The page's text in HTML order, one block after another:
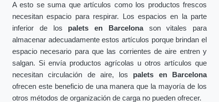
A esto se suma que artículos como los productos frescos
necesitan espacio para respirar. Los espacios en la parte
inferior de los palets en Barcelonason vitales para
almacenar adecuadamente estos artículos porque brindan el
espacio necesario para que las corrientes de aire entren y
salgan. Si envía productos agrícolas u otros artículos que
necesitan circulación de aire, los palets en Barcelona
ofrecen este beneficio de una manera que la mayoría de los
otros métodos de organización de carga no pueden ofrecer.